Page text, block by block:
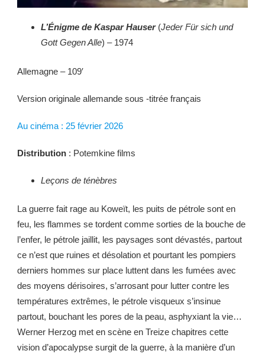
L’Énigme de Kaspar Hauser(Jeder Für sich und
Gott Gegen Alle) – 1974
Allemagne – 109′
Version originale allemande sous -titrée français
Au cinéma : 25 février 2026
Distribution : Potemkine films
Leçons de ténèbres
La guerre fait rage au Koweït, les puits de pétrole sont en
feu, les flammes se tordent comme sorties de la bouche de
l’enfer, le pétrole jaillit, les paysages sont dévastés, partout
ce n’est que ruines et désolation et pourtant les pompiers
derniers hommes sur place luttent dans les fumées avec
des moyens dérisoires, s’arrosant pour lutter contre les
températures extrêmes, le pétrole visqueux s’insinue
partout, bouchant les pores de la peau, asphyxiant la vie…
Werner Herzog met en scène en Treize chapitres cette
vision d’apocalypse surgit de la guerre, à la manière d’un